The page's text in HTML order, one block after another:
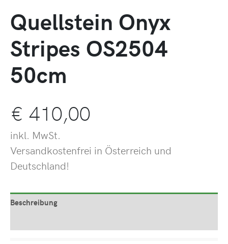
Quellstein Onyx
Stripes OS2504
50cm
€ 410,00
inkl. MwSt.
Versandkostenfrei in Österreich und
Deutschland!
Beschreibung